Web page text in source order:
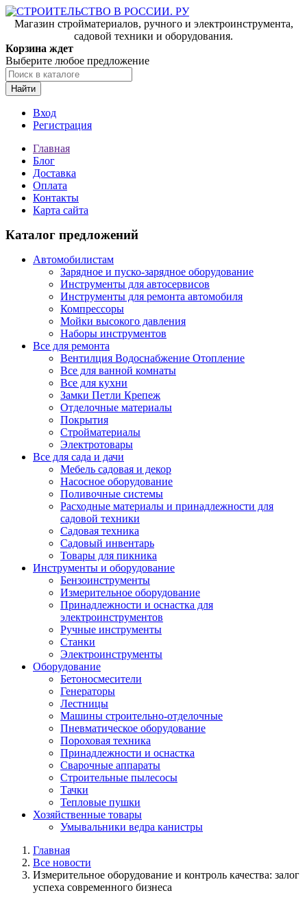
Магазин стройматериалов, ручного и электроинструмента,
садовой техники и оборудования.
Корзина ждет
Выберите любое предложение
Найти
Вход
Регистрация
Главная
Блог
Доставка
Оплата
Контакты
Карта сайта
Каталог предложений
Автомобилистам
Зарядное и пуско-зарядное оборудование
Инструменты для автосервисов
Инструменты для ремонта автомобиля
Компрессоры
Мойки высокого давления
Наборы инструментов
Все для ремонта
Вентилция Водоснабжение Отопление
Все для ванной комнаты
Все для кухни
Замки Петли Крепеж
Отделочные материалы
Покрытия
Стройматериалы
Электротовары
Все для сада и дачи
Мебель садовая и декор
Насосное оборудование
Поливочные системы
Расходные материалы и принадлежности для
садовой техники
Садовая техника
Садовый инвентарь
Товары для пикника
Инструменты и оборудование
Бензоинструменты
Измерительное оборудование
Принадлежности и оснастка для
электроинструментов
Ручные инструменты
Станки
Электроинструменты
Оборудование
Бетоносмесители
Генераторы
Лестницы
Машины строительно-отделочные
Пневматическое оборудование
Пороховая техника
Принадлежности и оснастка
Сварочные аппараты
Строительные пылесосы
Тачки
Тепловые пушки
Хозяйственные товары
Умывальники ведра канистры
Главная
Все новости
Измерительное оборудование и контроль качества: залог
успеха современного бизнеса